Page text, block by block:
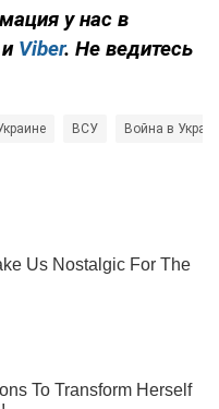
у нас в
Viber. Не ведитесь
ВСУ Война в